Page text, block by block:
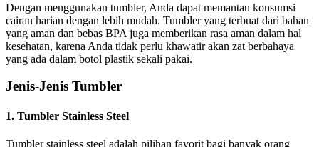
Dengan menggunakan tumbler, Anda dapat memantau konsumsi
cairan harian dengan lebih mudah. Tumbler yang terbuat dari bahan
yang aman dan bebas BPA juga memberikan rasa aman dalam hal
kesehatan, karena Anda tidak perlu khawatir akan zat berbahaya
yang ada dalam botol plastik sekali pakai.
Jenis-Jenis Tumbler
1. Tumbler Stainless Steel
Tumbler stainless steel adalah pilihan favorit bagi banyak orang